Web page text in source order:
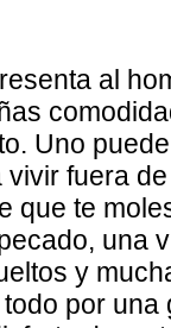
al
Uno
fuera
que te
una
y
por una